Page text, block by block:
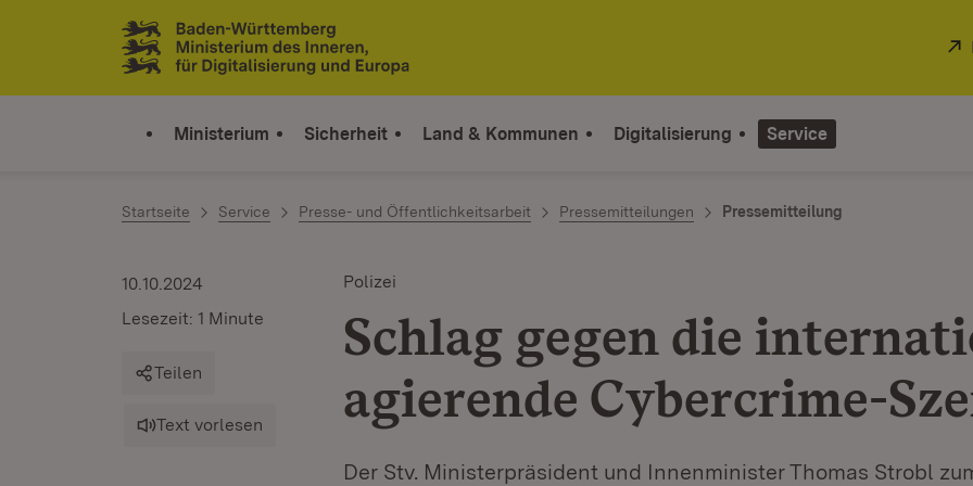
Zum Inhalt springen
Link zur Startseite
Ministerium Sicherheit Land & Kommunen Digitalisierung Service
Startseite Service Presse- und Öffentlichkeitsarbeit Pressemitteilungen Pressemitteilung
Polizei
Schlag gegen die
agierende Cybercrime-
Der Stv. Ministerpräsident und Innenminister Thomas Strobl
10.10.2024
Lesezeit: 1 Minute
Teilen
Text vorlesen